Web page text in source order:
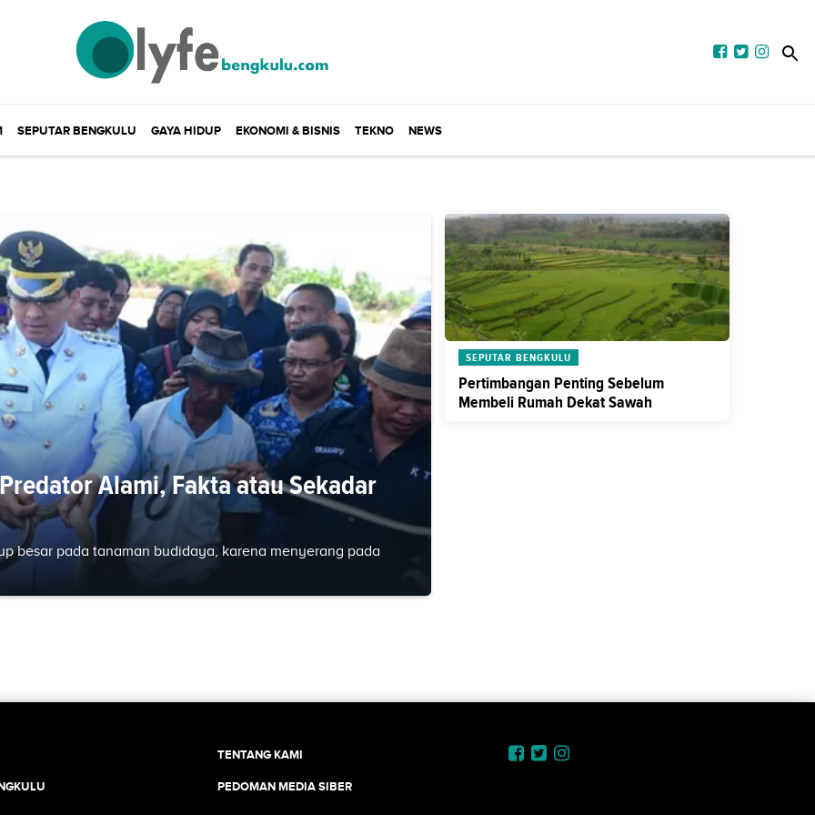
SEPUTAR BENGKULU GAYA HIDUP EKONOMI & BISNIS TEKNO NEWS
Alami, Fakta atau Sekadar
besar pada tanaman budidaya, karena menyerang pada
SEPUTAR BENGKULU
Pertimbangan Penting Sebelum
Membeli Rumah Dekat Sawah
TENTANG KAMI
PEDOMAN MEDIA SIBER